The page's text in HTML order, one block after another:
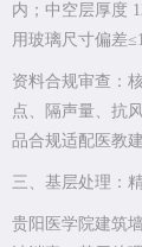
内；中空层厚度
用玻璃尺寸偏差
资料合规审查：
点、隔声量、抗
品合规适配医教
三、基层处理：
贵阳医学院建筑